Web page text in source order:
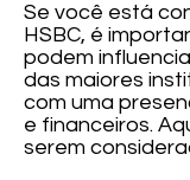
Se você está
HSBC, é
podem
das maiores
com uma
e financeiros.
serem